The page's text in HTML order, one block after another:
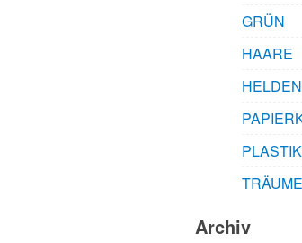
GRÜN
HAARE
HELDEN
PLASTIK
TRÄUME
Archiv